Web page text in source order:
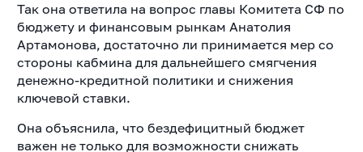
Так она ответила на вопрос главы Комитета СФ по
бюджету и финансовым рынкам Анатолия
Артамонова, достаточно ли принимается мер со
стороны кабмина для дальнейшего смягчения
денежно-кредитной политики и снижения
ключевой ставки.
Она объяснила, что бездефицитный бюджет
важен не только для возможности снижать